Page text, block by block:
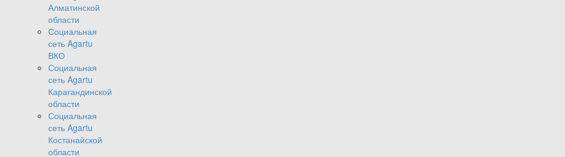
Алматинской
области
Социальная
сеть Agartu
ВКО
Социальная
сеть Agartu
Карагандинской
области
Социальная
сеть Agartu
Костанайской
области